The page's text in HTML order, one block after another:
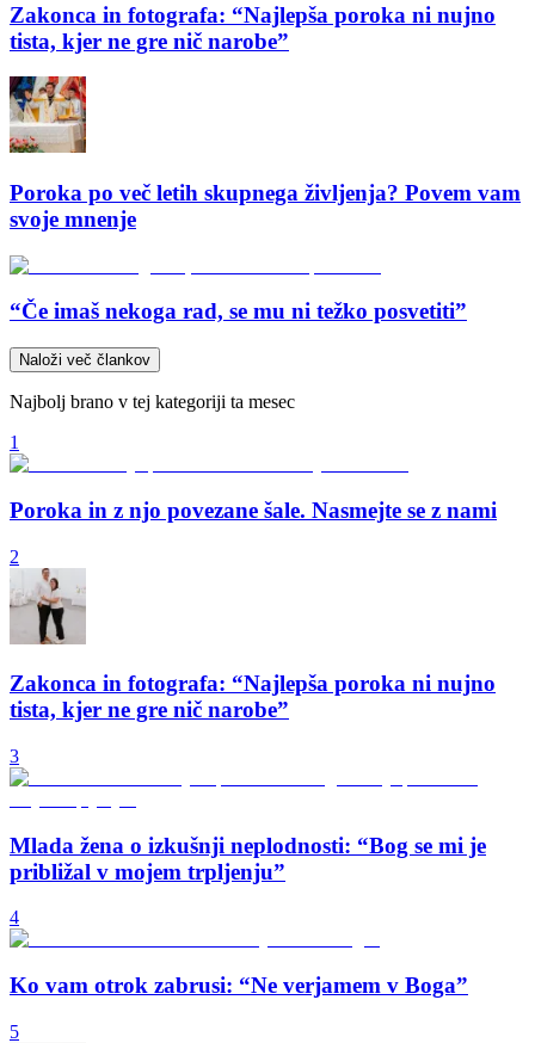
Zakonca in fotografa: “Najlepša poroka ni nujno
tista, kjer ne gre nič narobe”
Poroka po več letih skupnega življenja? Povem vam
svoje mnenje
“Če imaš nekoga rad, se mu ni težko posvetiti”
Naloži več člankov
Najbolj brano v tej kategoriji ta mesec
1
Poroka in z njo povezane šale. Nasmejte se z nami
2
Zakonca in fotografa: “Najlepša poroka ni nujno
tista, kjer ne gre nič narobe”
3
Mlada žena o izkušnji neplodnosti: “Bog se mi je
približal v mojem trpljenju”
4
Ko vam otrok zabrusi: “Ne verjamem v Boga”
5